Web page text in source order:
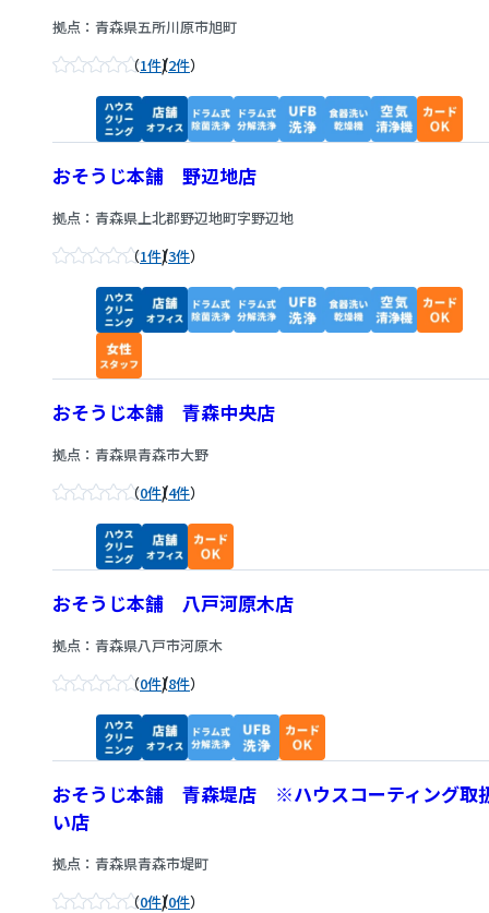
拠点：青森県五所川原市旭町
1件/2件
おそうじ本舗 野辺地店
拠点：青森県上北郡野辺地町字野辺地
1件/3件
おそうじ本舗 青森中央店
拠点：青森県青森市大野
0件/4件
おそうじ本舗 八戸河原木店
拠点：青森県八戸市河原木
0件/8件
おそうじ本舗 青森堤店 ※ハウスコーティング取
い店
拠点：青森県青森市堤町
0件/0件